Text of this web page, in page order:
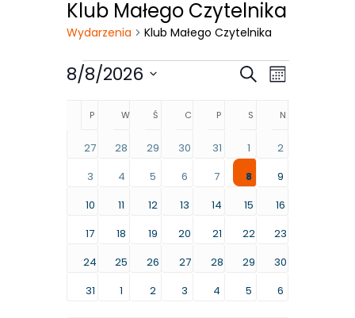
Klub Małego Czytelnika
Wydarzenia Klub Małego Czytelnika
Wydarzenia
8/8/2026
PPONIEDZIAŁEK
WWTOREK
ŚŚRODAC CZWARTEK
P PIĄTEKS SOBOTA
N
27 28 29 30 31 1
2
3
4 5 6 7 8
9
10
11 12 13 14 15
16
17
18 19 20 21 22
23
24
25 26 27 28 29
30
31
1 2 3 4 5 6
Konieczne
Te pliki cookie
one potrzebne
internetowej.
Statystyka